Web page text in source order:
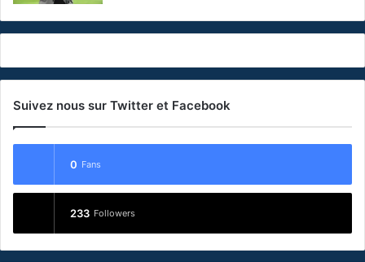
Suivez nous sur Twitter et Facebook
0 Fans
233 Followers